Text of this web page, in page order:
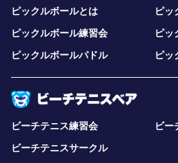
ピックルボールとは
ピッ
ピックルボール練習会
ピッ
ピックルボールパドル
ピッ
ビーチテニス練習会
ビー
ビーチテニスサークル